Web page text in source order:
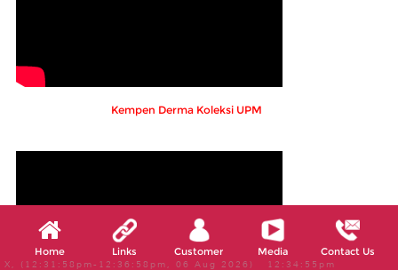
Kempen Derma Koleksi UPM
Home Links Customer Media Contact Us
X, (12:31:58pm-12:36:58pm, 06 Aug 2026) 12:34:55pm